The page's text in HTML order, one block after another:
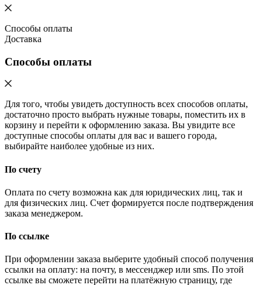
Способы оплаты
Доставка
Способы оплаты
Для того, чтобы увидеть доступность всех способов оплаты,
достаточно просто выбрать нужные товары, поместить их в
корзину и перейти к оформлению заказа. Вы увидите все
доступные способы оплаты для вас и вашего города,
выбирайте наиболее удобные из них.
По счету
Оплата по счету возможна как для юридических лиц, так и
для физических лиц. Счет формируется после подтверждения
заказа менеджером.
По ссылке
При оформлении заказа выберите удобный способ получения
ссылки на оплату: на почту, в мессенджер или sms. По этой
ссылке вы сможете перейти на платёжную страницу, где